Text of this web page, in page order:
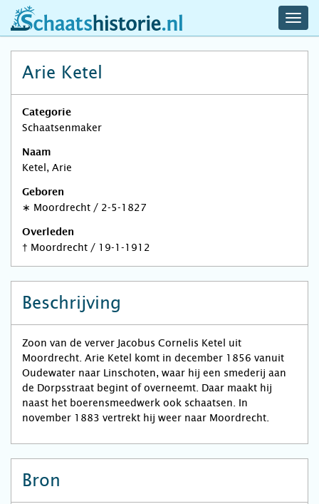
schaatshistorie.nl
Arie Ketel
Categorie
Schaatsenmaker
Naam
Ketel, Arie
Geboren
∗ Moordrecht / 2-5-1827
Overleden
† Moordrecht / 19-1-1912
Beschrijving
Zoon van de verver Jacobus Cornelis Ketel uit
Moordrecht. Arie Ketel komt in december 1856 vanuit
Oudewater naar Linschoten, waar hij een smederij aan
de Dorpsstraat begint of overneemt. Daar maakt hij
naast het boerensmeedwerk ook schaatsen. In
november 1883 vertrekt hij weer naar Moordrecht.
Bron